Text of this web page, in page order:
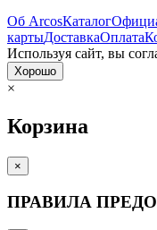
Об ArcosКаталог
картыДоставкаОплата
Используя сайт, вы
Хорошо
×
Корзина
×
ПРАВИЛА